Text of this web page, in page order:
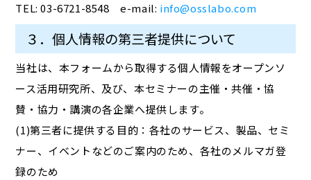
TEL: 03-6721-8548 e-mail: info@osslabo.com
３．個人情報の第三者提供について
当社は、本フォームから取得する個人情報をオープンソ
ース活用研究所、及び、本セミナーの主催・共催・協
賛・協力・講演の各企業へ提供します。
(1)第三者に提供する目的：各社のサービス、製品、セミ
ナー、イベントなどのご案内のため、各社のメルマガ登
録のため